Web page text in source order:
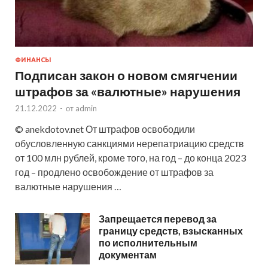
ФИНАНСЫ
Подписан закон о новом смягчении
штрафов за «валютные» нарушения
21.12.2022 - от admin
© anekdotov.net От штрафов освободили
обусловленную санкциями нерепатриацию средств
от 100 млн рублей, кроме того, на год – до конца 2023
год – продлено освобождение от штрафов за
валютные нарушения …
Запрещается перевод за
границу средств, взысканных
по исполнительным
документам